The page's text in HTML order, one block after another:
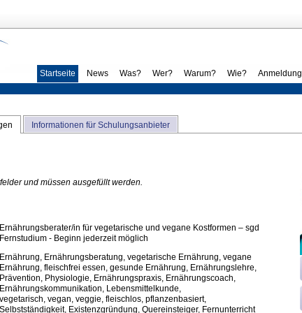
Startseite News Was? Wer? Warum? Wie? Anmeldung
Informationen für Schulungsanbieter
und müssen ausgefüllt werden.
Ernährungsberater/in für vegetarische und vegane Kostformen – sgd
Fernstudium - Beginn jederzeit möglich
Ernährung, Ernährungsberatung, vegetarische Ernährung, vegane
Ernährung, fleischfrei essen, gesunde Ernährung, Ernährungslehre,
Prävention, Physiologie, Ernährungspraxis, Ernährungscoach,
Ernährungskommunikation, Lebensmittelkunde,
vegetarisch, vegan, veggie, fleischlos, pflanzenbasiert,
Selbstständigkeit, Existenzgründung, Quereinsteiger, Fernunterricht